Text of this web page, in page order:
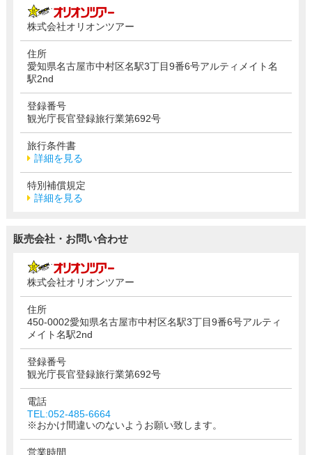
株式会社オリオンツアー
住所
愛知県名古屋市中村区名駅3丁目9番6号アルティメイト名
駅2nd
登録番号
観光庁長官登録旅行業第692号
旅行条件書
詳細を見る
特別補償規定
詳細を見る
販売会社・お問い合わせ
株式会社オリオンツアー
住所
450-0002愛知県名古屋市中村区名駅3丁目9番6号アルティ
メイト名駅2nd
登録番号
観光庁長官登録旅行業第692号
電話
TEL:052-485-6664
※おかけ間違いのないようお願い致します。
営業時間